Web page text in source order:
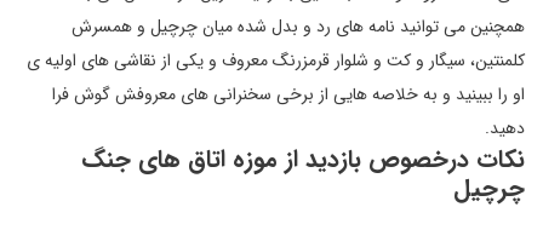
همچنین می توانید نامه های رد و بدل شده میان چرچیل و همسرش
کلمنتین، سیگار و کت و شلوار قرمزرنگ معروف و یکی از نقاشی های اولیه ی
او را ببینید و به خلاصه هایی از برخی سخنرانی های معروفش گوش فرا
دهید.
نکات درخصوص بازدید از موزه اتاق های جنگ
چرچیل